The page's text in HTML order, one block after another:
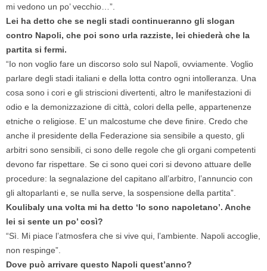
mi vedono un po’ vecchio…”.
Lei ha detto che se negli stadi continueranno gli slogan
contro Napoli, che poi sono urla razziste, lei chiederà che la
partita si fermi.
“Io non voglio fare un discorso solo sul Napoli, ovviamente. Voglio
parlare degli stadi italiani e della lotta contro ogni intolleranza. Una
cosa sono i cori e gli striscioni divertenti, altro le manifestazioni di
odio e la demonizzazione di città, colori della pelle, appartenenze
etniche o religiose. E’ un malcostume che deve finire. Credo che
anche il presidente della Federazione sia sensibile a questo, gli
arbitri sono sensibili, ci sono delle regole che gli organi competenti
devono far rispettare. Se ci sono quei cori si devono attuare delle
procedure: la segnalazione del capitano all’arbitro, l’annuncio con
gli altoparlanti e, se nulla serve, la sospensione della partita”.
Koulibaly una volta mi ha detto ‘Io sono napoletano’. Anche
lei si sente un po’ così?
“Sì. Mi piace l’atmosfera che si vive qui, l’ambiente. Napoli accoglie,
non respinge”.
Dove può arrivare questo Napoli quest’anno?